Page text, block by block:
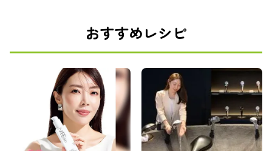
おすすめレシピ